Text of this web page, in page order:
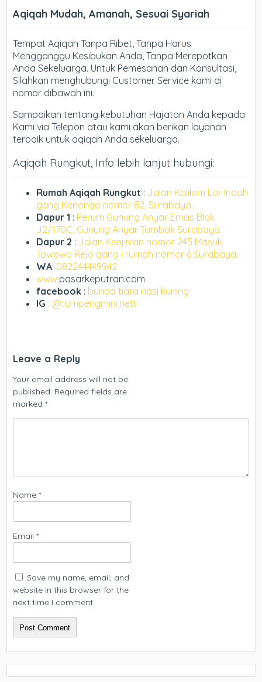
Aqiqah Mudah, Amanah, Sesuai Syariah
Tempat Aqiqah Tanpa Ribet, Tanpa Harus
Mengganggu Kesibukan Anda, Tanpa Merepotkan
Anda Sekeluarga. Untuk Pemesanan dan Konsultasi,
Silahkan menghubungi Customer Service kami di
nomor dibawah ini.
Sampaikan tentang kebutuhan Hajatan Anda kepada
Kami via Telepon atau kami akan berikan layanan
terbaik untuk aqiqah Anda sekeluarga.
Aqiqah Rungkut, Info lebih lanjut hubungi:
Rumah Aqiqah Rungkut : Jalan Kalilom Lor Indah
gang Kenongo nomor 82, Surabaya.
Dapur 1 : Perum Gunung Anyar Emas Blok
J2/170C, Gunung Anyar Tambak Surabaya.
Dapur 2 : Jalan Kenjeran nomor 245 Masuk
Towowo Rejo gang I rumah nomor 6 Surabaya.
WA: 082244449942
www.pasarkeputran.com
facebook : bunda tiara nasi kuning
IG : @tumpengmini.nett
Leave a Reply
Your email address will not be
published. Required fields are
marked*
Name*
Email*
Save my name, email, and
website in this browser for the
next time I comment.